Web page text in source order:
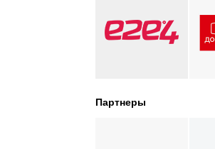
Партнеры